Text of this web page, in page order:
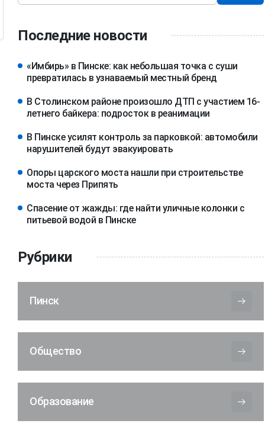
Последние новости
«Имбирь» в Пинске: как небольшая точка с суши
превратилась в узнаваемый местный бренд
В Столинском районе произошло ДТП с участием 16-
летнего байкера: подросток в реанимации
В Пинске усилят контроль за парковкой: автомобили
нарушителей будут эвакуировать
Опоры царского моста нашли при строительстве
моста через Припять
Спасение от жажды: где найти уличные колонки с
питьевой водой в Пинске
Рубрики
Пинск
Общество
Образование